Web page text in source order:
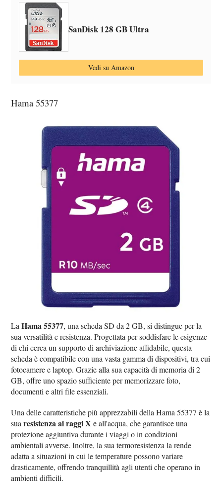
SanDisk 128 GB Ultra
Vedi su Amazon
Hama 55377
LaHama 55377, una scheda SD da 2 GB, si distingue per la
sua versatilità e resistenza. Progettata per soddisfare le esigenze
di chi cerca un supporto di archiviazione affidabile, questa
scheda è compatibile con una vasta gamma di dispositivi, tra cui
fotocamere e laptop. Grazie alla sua capacità di memoria di 2
GB, offre uno spazio sufficiente per memorizzare foto,
documenti e altri file essenziali.
Una delle caratteristiche più apprezzabili della Hama 55377 è la
suaresistenza ai raggi X e all'acqua, che garantisce una
protezione aggiuntiva durante i viaggi o in condizioni
ambientali avverse. Inoltre, la sua termoresistenza la rende
adatta a situazioni in cui le temperature possono variare
drasticamente, offrendo tranquillità agli utenti che operano in
ambienti difficili.